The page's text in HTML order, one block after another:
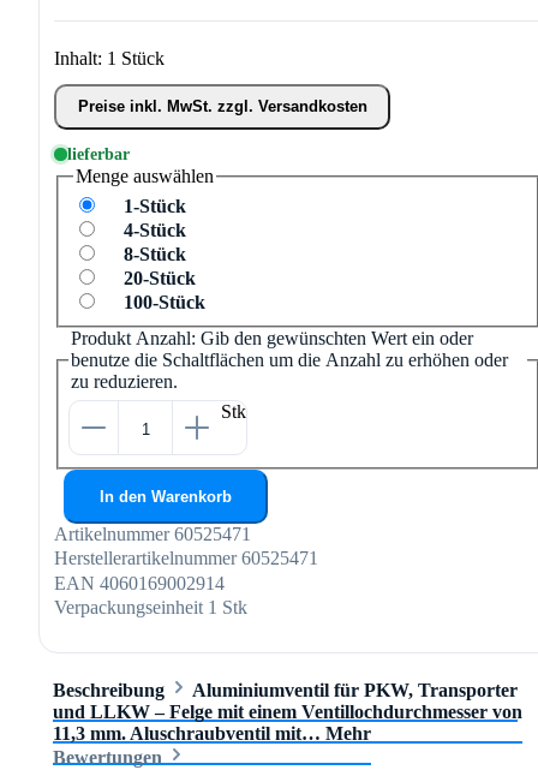
Inhalt: 1 Stück
Preise inkl. MwSt. zzgl. Versandkosten
lieferbar
Menge auswählen
1-Stück
4-Stück
8-Stück
20-Stück
100-Stück
Produkt Anzahl: Gib den gewünschten Wert ein oder
benutze die Schaltflächen um die Anzahl zu erhöhen oder
zu reduzieren.
Stk
In den Warenkorb
Artikelnummer 60525471
Herstellerartikelnummer 60525471
EAN 4060169002914
Verpackungseinheit 1 Stk
Beschreibung
Aluminiumventil für PKW, Transporter
und LLKW – Felge mit einem Ventillochdurchmesser von
11,3 mm. Aluschraubventil mit… Mehr
Bewertungen